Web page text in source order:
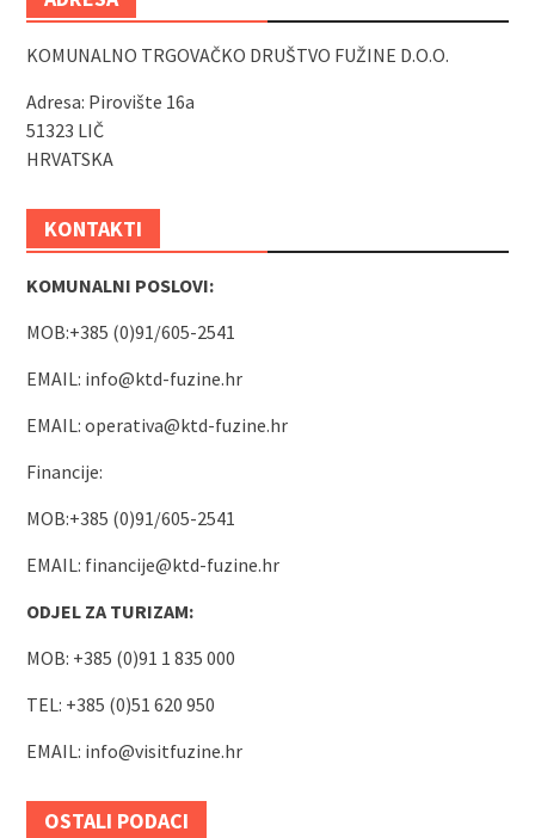
KOMUNALNO TRGOVAČKO DRUŠTVO FUŽINE D.O.O.
Adresa: Pirovište 16a
51323 LIČ
HRVATSKA
KONTAKTI
KOMUNALNI POSLOVI:
MOB:+385 (0)91/605-2541
EMAIL: info@ktd-fuzine.hr
EMAIL: operativa@ktd-fuzine.hr
Financije:
MOB:+385 (0)91/605-2541
EMAIL: financije@ktd-fuzine.hr
ODJEL ZA TURIZAM:
MOB: +385 (0)91 1 835 000
TEL: +385 (0)51 620 950
EMAIL: info@visitfuzine.hr
OSTALI PODACI